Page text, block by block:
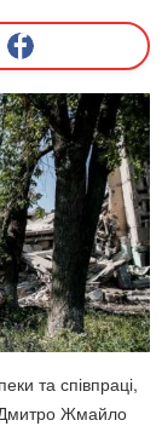
та співпраці,
Дмитро Жмайло